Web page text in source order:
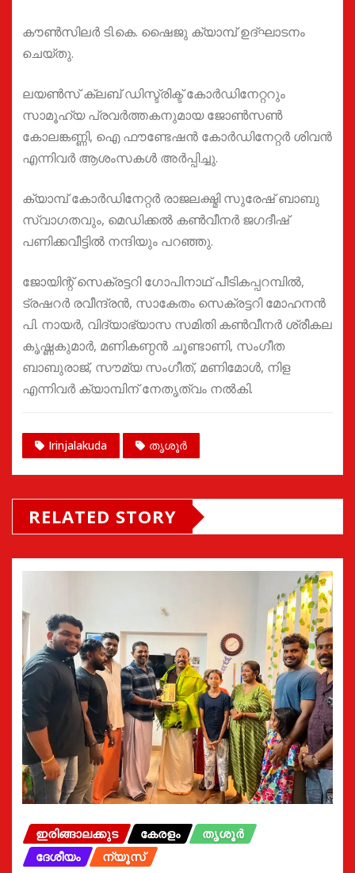
കൗൺസിലർ ടി.കെ. ഷൈജു ക്യാമ്പ് ഉദ്ഘാടനം
ചെയ്തു.
ലയൺസ് ക്ലബ് ഡിസ്ട്രിക്ട് കോർഡിനേറ്ററും
സാമൂഹ്യ പ്രവർത്തകനുമായ ജോൺസൺ
കോലങ്കണ്ണി, ഐ ഫൗണ്ടേഷൻ കോർഡിനേറ്റർ ശിവൻ
എന്നിവർ ആശംസകൾ അർപ്പിച്ചു.
ക്യാമ്പ് കോർഡിനേറ്റർ രാജലക്ഷ്മി സുരേഷ് ബാബു
സ്വാഗതവും, മെഡിക്കൽ കൺവീനർ ജഗദീഷ്
പണിക്കവീട്ടിൽ നന്ദിയും പറഞ്ഞു.
ജോയിന്റ് സെക്രട്ടറി ഗോപിനാഥ് പീടികപ്പറമ്പിൽ,
ട്രഷറർ രവീന്ദ്രൻ, സാകേതം സെക്രട്ടറി മോഹനൻ
പി. നായർ, വിദ്യാഭ്യാസ സമിതി കൺവീനർ ശ്രീകല
കൃഷ്ണകുമാർ, മണികണ്ഠൻ ചൂണ്ടാണി, സംഗീത
ബാബുരാജ്, സൗമ്യ സംഗീത്, മണിമോൾ, നിള
എന്നിവർ ക്യാമ്പിന് നേതൃത്വം നൽകി.
Irinjalakuda തൃശൂർ
RELATED STORY
ഇരിങ്ങാലക്കുട കേരളം
തൃശൂർ
ദേശീയം
ന്യൂസ്